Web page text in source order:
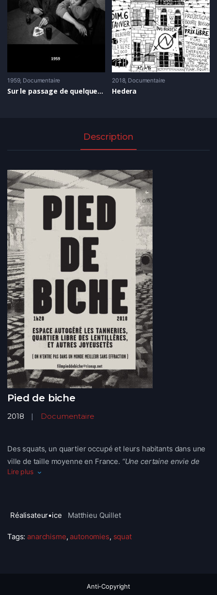
1959 Documentaire
Sur le passage de quelques personnes à travers une assez courte unité de temps
2018 Documentaire
Hedera
Description
Pied de biche
2018 Documentaire
Des squats, un quartier occupé et leurs habitants dans une
ville de taille moyenne en France. “Une certaine envie de
victoire, que ce ne soient pas que des utopies. Ok, on a des
gens, et comment on n’est pas mis en défaite.”
Lire plus
Réalisateur•ice Matthieu Quillet
Tags:anarchisme,autonomies, squat
Anti-Copyright